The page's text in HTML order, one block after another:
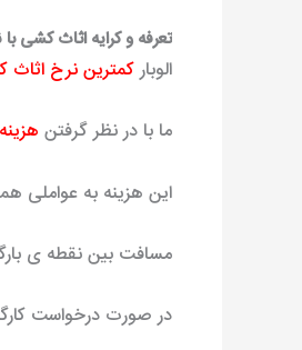
تعرفه و کرایه اثاث کشی
الوبارکمترین نرخ
ما با در نظر گرفتن
این هزینه به عواملی
مسافت بین نقطه ی
در صورت درخواست